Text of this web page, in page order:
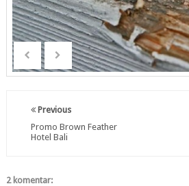
Previous
Promo Brown Feather
Hotel Bali
2 komentar: